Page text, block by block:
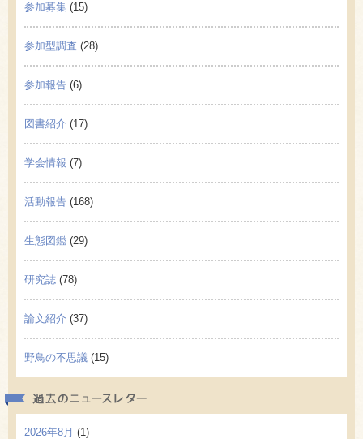
参加募集 (15)
参加型調査 (28)
参加報告 (6)
図書紹介 (17)
学会情報 (7)
活動報告 (168)
生態図鑑 (29)
研究誌 (78)
論文紹介 (37)
野鳥の不思議 (15)
2026年8月 (1)